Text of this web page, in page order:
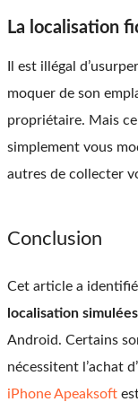
La localisation
Il est illégal
moquer de son
propriétaire. Mais
simplement vous
autres de collecter
Conclusion
Cet article a
localisation simulées
Android. Certains
nécessitent l’achat
iPhone Apeaksoft